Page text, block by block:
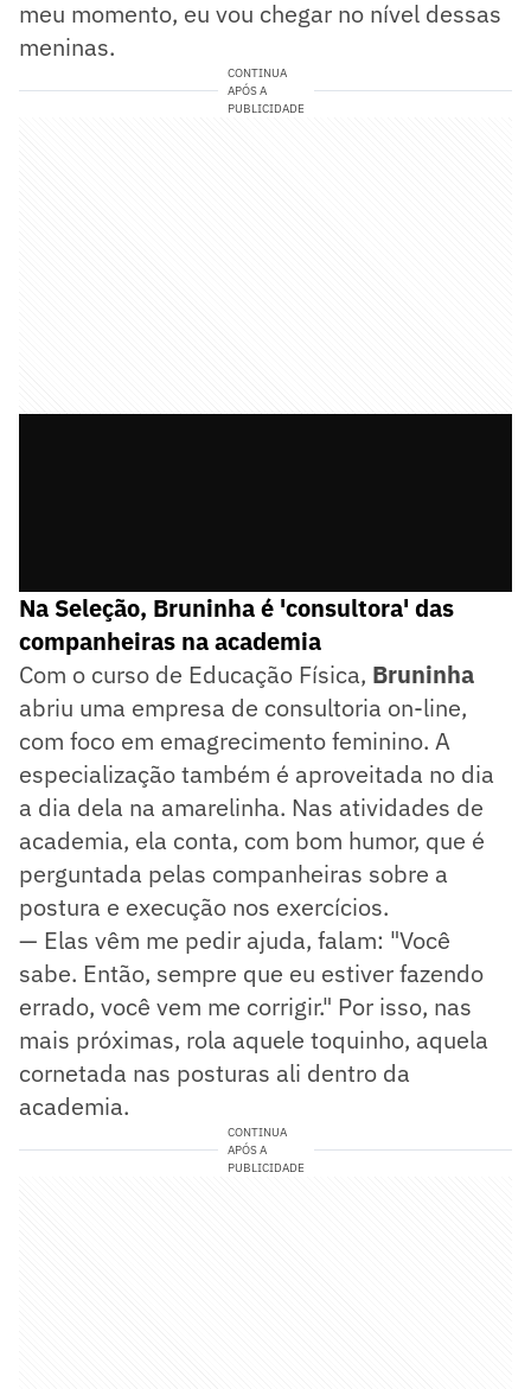
meu momento, eu vou chegar no nível dessas
meninas.
CONTINUA
APÓS A
PUBLICIDADE
Na Seleção, Bruninha é 'consultora' das
companheiras na academia
Com o curso de Educação Física, Bruninha
abriu uma empresa de consultoria on-line,
com foco em emagrecimento feminino. A
especialização também é aproveitada no dia
a dia dela na amarelinha. Nas atividades de
academia, ela conta, com bom humor, que é
perguntada pelas companheiras sobre a
postura e execução nos exercícios.
— Elas vêm me pedir ajuda, falam: "Você
sabe. Então, sempre que eu estiver fazendo
errado, você vem me corrigir." Por isso, nas
mais próximas, rola aquele toquinho, aquela
cornetada nas posturas ali dentro da
academia.
CONTINUA
APÓS A
PUBLICIDADE